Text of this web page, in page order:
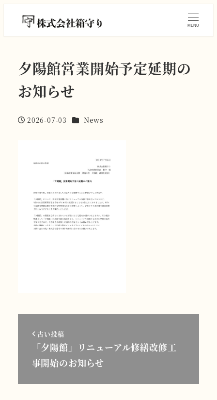
MENU
夕陽館営業開始予定延期の
お知らせ
投稿日
2026-07-03 カテゴリー
News
古い投稿
「夕陽館」リニューアル修繕改修工
事開始のお知らせ